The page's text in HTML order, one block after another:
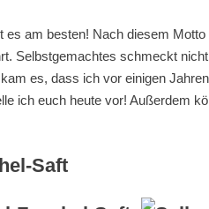
es am besten! Nach diesem
Selbstgemachtes schmeckt
es, dass ich vor einigen
ich euch heute vor! Außerdem